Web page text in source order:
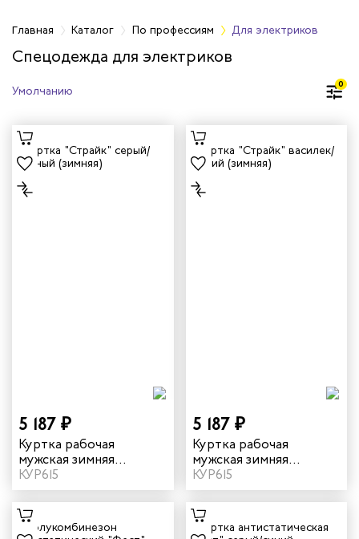
помощи
Главная Каталог По профессиям Для электриков
Спецодежда для электриков
0
5 187 ₽
Куртка рабочая
мужская зимняя
"Страйк" цвет серый/
красный
КУР615
5 187 ₽
Куртка рабочая
мужская зимняя
"Страйк" цвет
василек/темно-синий
КУР615